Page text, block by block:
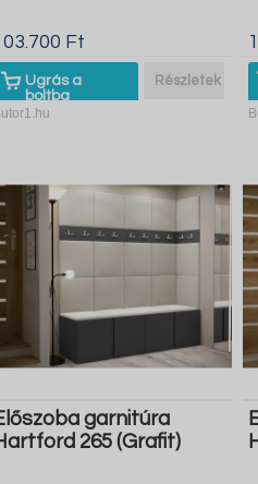
Ft
Ugrás a
boltba
Részletek
garnitúra
265 (Grafit)